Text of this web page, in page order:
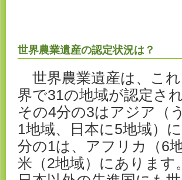
世界農業遺産の認定状況は？
世界農業遺産は、こ
界で31の地域が認定さ
その4分の3はアジア（
1地域、日本に5地域）
分の1は、アフリカ（6
米（2地域）にあります